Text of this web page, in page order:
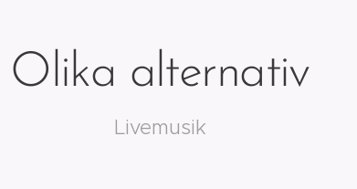
Olika alternativ
Livemusik